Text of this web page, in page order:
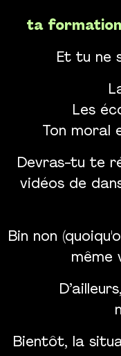
ta formation
Et tu ne
Les
Ton moral
Devras-tu te
vidéos de
Bin non
même
Bientôt, la